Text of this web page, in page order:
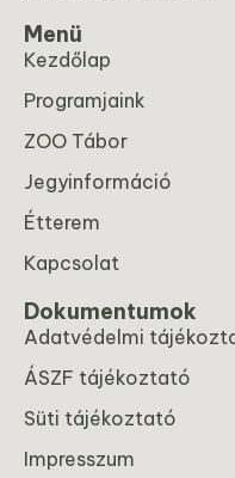
Menü
Kezdőlap
Programjaink
ZOO Tábor
Jegyinformáció
Étterem
Kapcsolat
Dokumentumok
Adatvédelmi
ÁSZF tájékoztató
Süti tájékoztató
Impresszum